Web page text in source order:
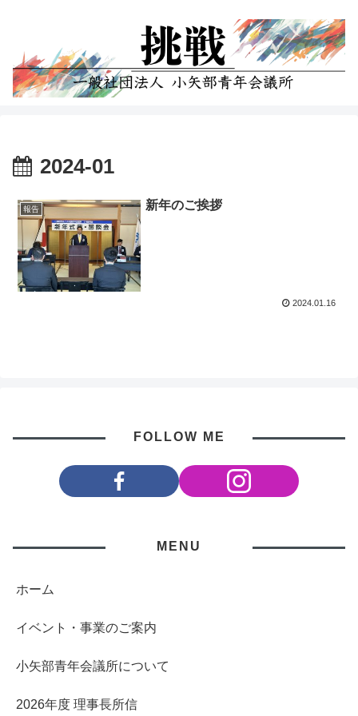
2024-01
報告 新年のご挨拶
2024.01.16
FOLLOW ME
MENU
ホーム
イベント・事業のご案内
小矢部青年会議所について
2026年度 理事長所信